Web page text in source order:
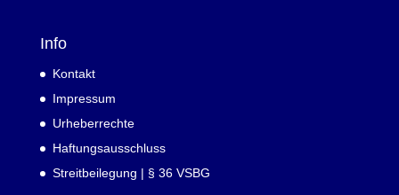
Info
Kontakt
Impressum
Urheberrechte
Haftungsausschluss
Streitbeilegung | § 36 VSBG